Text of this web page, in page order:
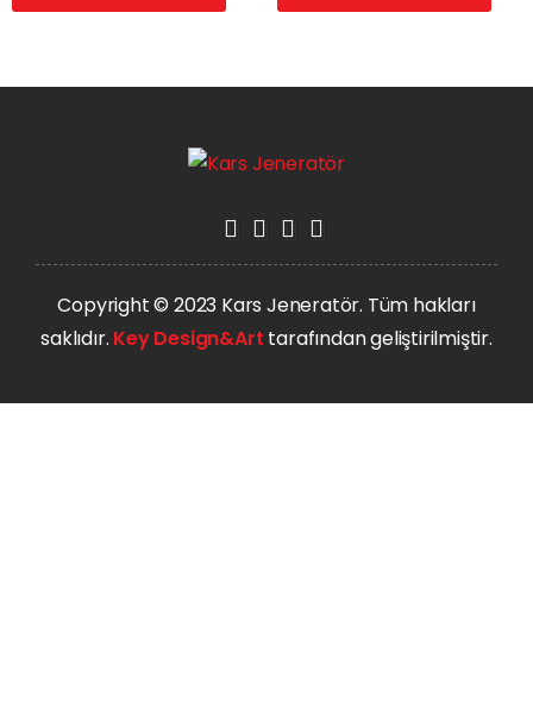
Copyright © 2023 Kars Jeneratör. Tüm hakları
saklıdır. Key Design&Art tarafından geliştirilmiştir.